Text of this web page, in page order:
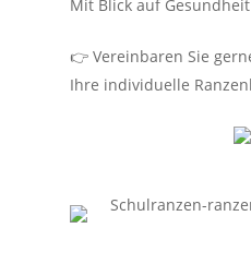
Mit Blick auf
👉 Vereinbaren Sie
Ihre individuelle